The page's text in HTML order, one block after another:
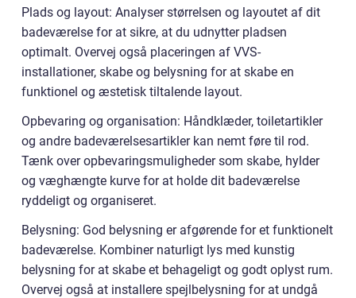
Plads og layout: Analyser størrelsen og layoutet af dit
badeværelse for at sikre, at du udnytter pladsen
optimalt. Overvej også placeringen af VVS-
installationer, skabe og belysning for at skabe en
funktionel og æstetisk tiltalende layout.
Opbevaring og organisation: Håndklæder, toiletartikler
og andre badeværelsesartikler kan nemt føre til rod.
Tænk over opbevaringsmuligheder som skabe, hylder
og væghængte kurve for at holde dit badeværelse
ryddeligt og organiseret.
Belysning: God belysning er afgørende for et funktionelt
badeværelse. Kombiner naturligt lys med kunstig
belysning for at skabe et behageligt og godt oplyst rum.
Overvej også at installere spejlbelysning for at undgå